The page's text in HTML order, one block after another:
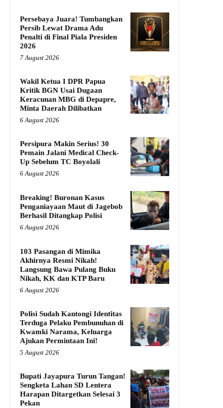
Persebaya Juara! Tumbangkan
Persib Lewat Drama Adu
Penalti di Final Piala Presiden
2026
7 August 2026
Wakil Ketua I DPR Papua
Kritik BGN Usai Dugaan
Keracunan MBG di Depapre,
Minta Daerah Dilibatkan
6 August 2026
Persipura Makin Serius! 30
Pemain Jalani Medical Check-
Up Sebelum TC Boyolali
6 August 2026
Breaking! Buronan Kasus
Penganiayaan Maut di Jagebob
Berhasil Ditangkap Polisi
6 August 2026
103 Pasangan di Mimika
Akhirnya Resmi Nikah!
Langsung Bawa Pulang Buku
Nikah, KK dan KTP Baru
6 August 2026
Polisi Sudah Kantongi Identitas
Terduga Pelaku Pembunuhan di
Kwamki Narama, Keluarga
Ajukan Permintaan Ini!
5 August 2026
Bupati Jayapura Turun Tangan!
Sengketa Lahan SD Lentera
Harapan Ditargetkan Selesai 3
Pekan